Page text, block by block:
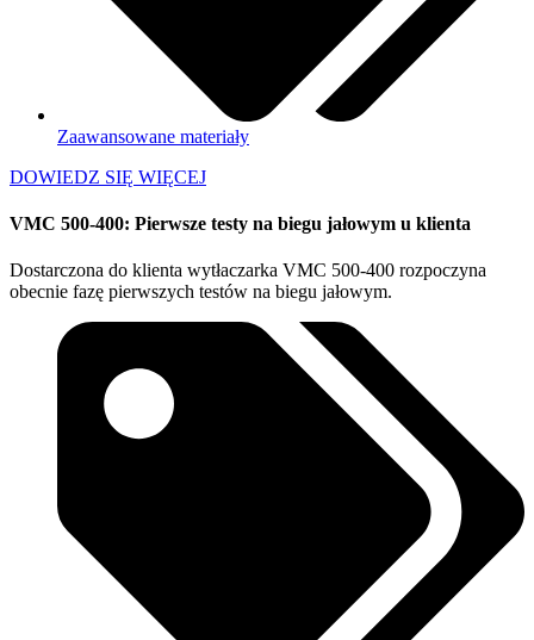
Zaawansowane materiały
DOWIEDZ SIĘ WIĘCEJ
VMC 500-400: Pierwsze testy na biegu jałowym u klienta
Dostarczona do klienta wytłaczarka VMC 500-400 rozpoczyna
obecnie fazę pierwszych testów na biegu jałowym.